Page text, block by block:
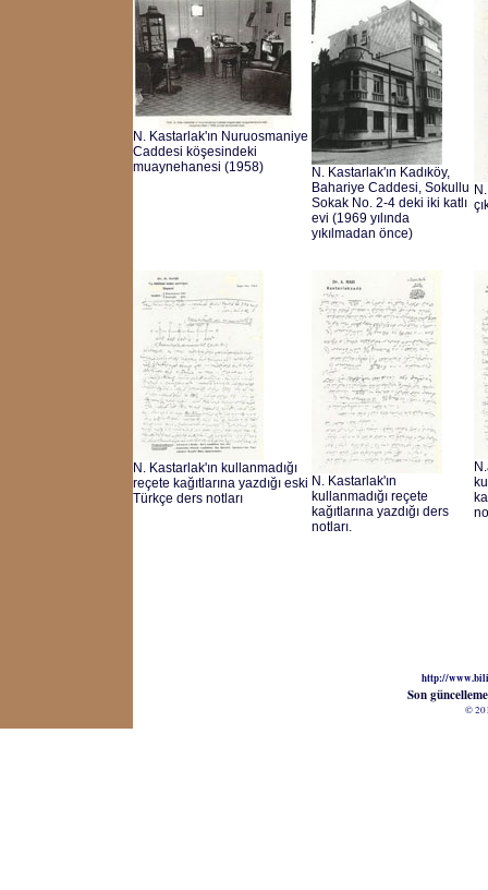
N. Kastarlak'ın Nuruosmaniye
Caddesi köşesindeki
muaynehanesi (1958)
N. Kastarlak'ın Kadıköy,
Bahariye Caddesi, Sokullu
Sokak No. 2-4 deki iki katlı
evi (1969 yılında
yıkılmadan önce)
N. Kastarlak'ın kullanmadığı
reçete kağıtlarına yazdığı eski
Türkçe ders notları
N. Kastarlak'ın
kullanmadığı reçete
kağıtlarına yazdığı ders
notları.
http://
Son
©